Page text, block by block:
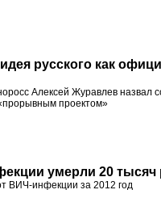
русского как
Алексей Журавлев назвал
проектом»
умерли 20 тысяч
ВИЧ-инфекции за 2012 год